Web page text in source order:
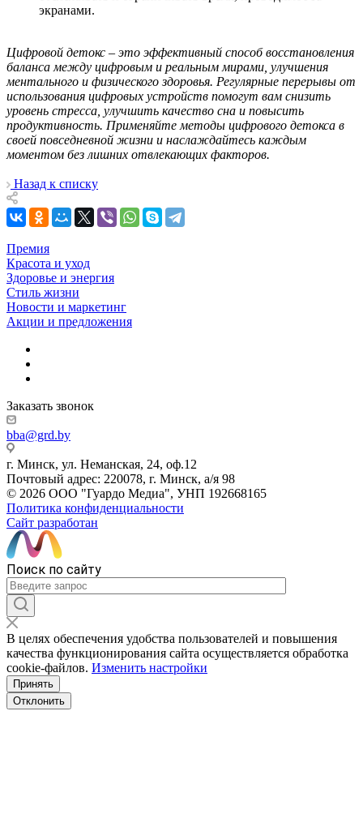
экранами.
Цифровой детокс – это эффективный способ восстановления
баланса между цифровым и реальным мирами, улучшения
ментального и физического здоровья. Регулярные перерывы от
использования цифровых устройств помогут вам снизить
уровень стресса, улучшить качество сна и повысить
продуктивность. Применяйте методы цифрового детокса в
своей повседневной жизни и наслаждайтесь каждым
моментом без лишних отвлекающих факторов.
Назад к списку
Премия
Красота и уход
Здоровье и энергия
Стиль жизни
Новости и маркетинг
Акции и предложения
Заказать звонок
bba@grd.by
г. Минск, ул. Неманская, 24, оф.12
Почтовый адрес: 220078, г. Минск, а/я 98
© 2026 ООО "Гуардо Медиа", УНП 192668165
Политика конфиденциальности
Сайт разработан
Поиск по сайту
В целях обеспечения удобства пользователей и повышения
качества функционирования сайта осуществляется обработка
сookiе-файлов. Изменить настройки
Принять
Отклонить